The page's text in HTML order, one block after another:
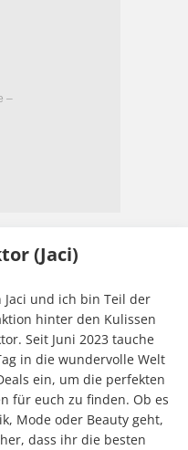
(Jaci)
Jaci und ich bin Teil der
hinter den Kulissen
Seit Juni 2023 tauche
in die wundervolle Welt
ein, um die perfekten
für euch zu finden. Ob es
Mode oder Beauty geht,
dass ihr die besten